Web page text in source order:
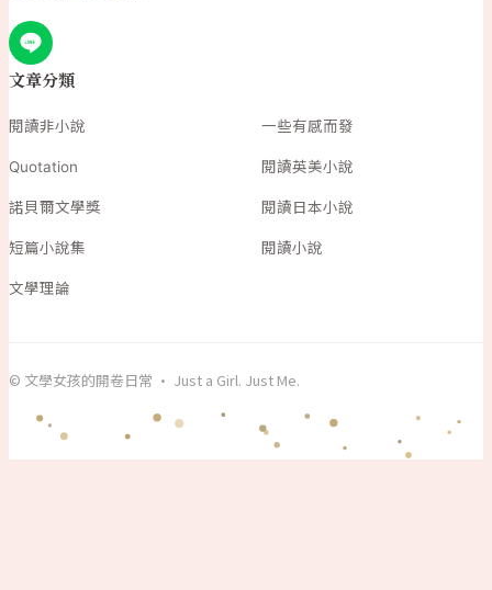
文章分類
閱讀非小說 一些有感而發
Quotation 閱讀英美小說
諾貝爾文學獎 閱讀日本小說
短篇小說集 閱讀小說
文學理論
© 文學女孩的開卷日常 · Just a Girl. Just Me.